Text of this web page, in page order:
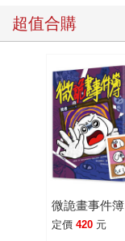
超值合購
微詭畫事件簿
定價 420 元